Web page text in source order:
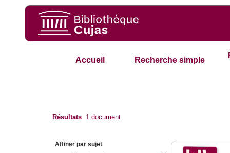
Accueil Recherche simple
Résultats 1 document
Affiner par sujet